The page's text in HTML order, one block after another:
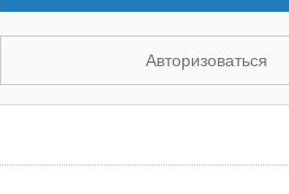
Авторизоваться